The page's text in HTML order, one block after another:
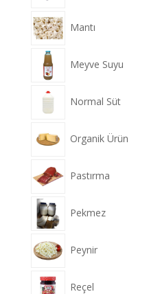
Mantı
Meyve Suyu
Normal Süt
Organik Ürün
Pastırma
Pekmez
Peynir
Reçel